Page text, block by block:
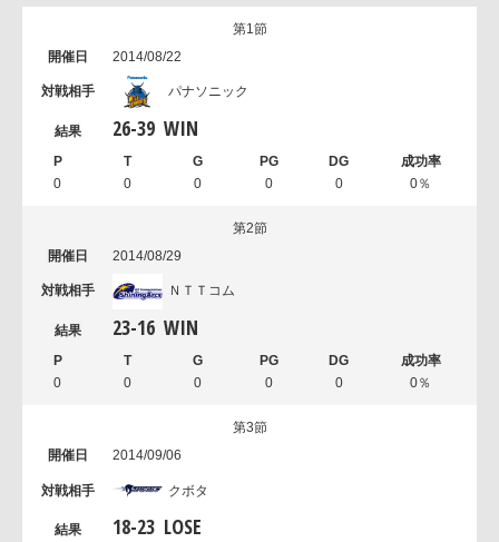
第1節
2014/08/22
パナソニック
26-39 WIN
0 0 0 0 0 0％
第2節
2014/08/29
ＮＴＴコム
23-16 WIN
0 0 0 0 0 0％
第3節
2014/09/06
クボタ
18-23 LOSE